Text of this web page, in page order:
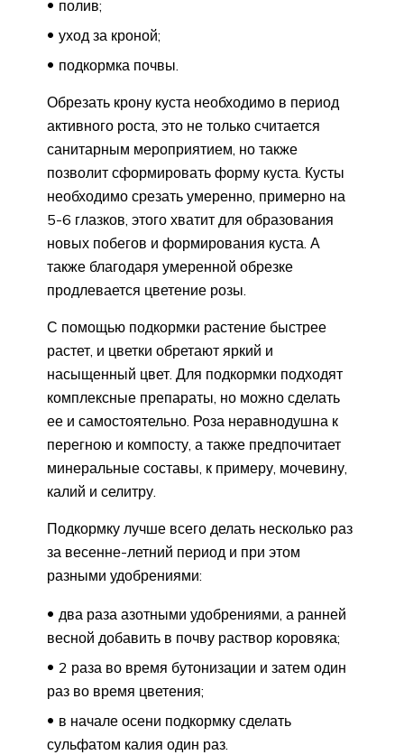
полив;
уход за кроной;
подкормка почвы.
Обрезать крону куста необходимо в период
активного роста, это не только считается
санитарным мероприятием, но также
позволит сформировать форму куста. Кусты
необходимо срезать умеренно, примерно на
5-6 глазков, этого хватит для образования
новых побегов и формирования куста. А
также благодаря умеренной обрезке
продлевается цветение розы.
С помощью подкормки растение быстрее
растет, и цветки обретают яркий и
насыщенный цвет. Для подкормки подходят
комплексные препараты, но можно сделать
ее и самостоятельно. Роза неравнодушна к
перегною и компосту, а также предпочитает
минеральные составы, к примеру, мочевину,
калий и селитру.
Подкормку лучше всего делать несколько раз
за весенне-летний период и при этом
разными удобрениями:
два раза азотными удобрениями, а ранней
весной добавить в почву раствор коровяка;
2 раза во время бутонизации и затем один
раз во время цветения;
в начале осени подкормку сделать
сульфатом калия один раз.